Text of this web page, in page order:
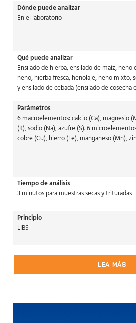
Dónde puede analizar
En el laboratorio
Qué puede analizar
Ensilado de hierba, ensilado de maíz,
heno, hierba fresca, henolaje, heno mixto,
y ensilado de cebada (ensilado de cosecha
Parámetros
6 macroelementos: calcio (Ca), magnesio
(K), sodio (Na), azufre (S). 6
cobre (Cu), hierro (Fe), manganeso (Mn),
Tiempo de análisis
3 minutos para muestras secas y trituradas
Principio
LIBS
LEA MÁS